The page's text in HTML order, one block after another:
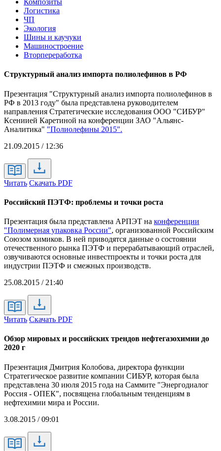
Композиты
Логистика
ЧП
Экология
Шины и каучуки
Машиностроение
Вторпереработка
Структурный анализ импорта полиолефинов в РФ
Презентация "Структурный анализ импорта полиолефинов в
РФ в 2013 году" была представлена руководителем
направления Стратегические исследования ООО "СИБУР"
Ксениией Каретиной на конференции ЗАО "Альянс-
Аналитика" "Полиолефины 2015".
21.09.2015 / 12:36
Читать Скачать PDF
Российский ПЭТФ: проблемы и точки роста
Презентация была представлена АРПЭТ на конференции
"Полимерная упаковка России", организованной Российским
Союзом химиков. В ней приводятся данные о состоянии
отечественного рынка ПЭТФ и перерабатывающий отраслей,
озвучиваются основные инвестпроекты и точки роста для
индустрии ПЭТФ и смежных производств.
25.08.2015 / 21:40
Читать Скачать PDF
Обзор мировых и российских трендов нефтегазохимии до
2020 г
Презентация Дмитрия Колобова, директора функции
Стратегическое развитие компании СИБУР, которая была
представлена 30 июля 2015 года на Саммите "Энергодиалог
Россия - ОПЕК", посвящена глобальным тенденциям в
нефтехимии мира и России.
3.08.2015 / 09:01